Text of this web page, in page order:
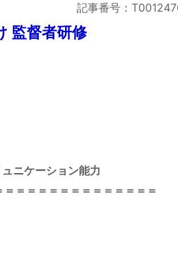
記事番号：
監督者研修
ニケーション能力
＝＝＝＝＝＝＝＝＝＝＝＝＝